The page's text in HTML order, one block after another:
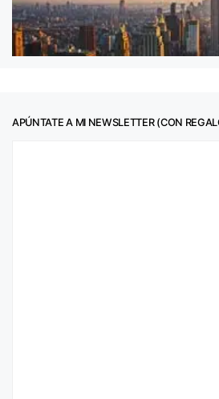
APÚNTATE A MI NEWSLETTER (CON